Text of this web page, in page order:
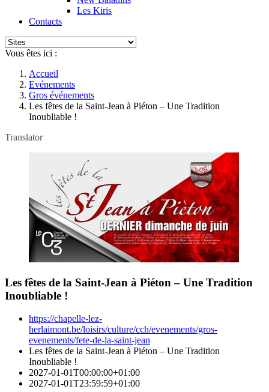
Les Kiris
Contacts
Vous êtes ici :
Accueil
Evénements
Gros événements
Les fêtes de la Saint-Jean à Piéton – Une Tradition
Inoubliable !
Translator
Les fêtes de la Saint-Jean à Piéton – Une Tradition
Inoubliable !
https://chapelle-lez-
herlaimont.be/loisirs/culture/cch/evenements/gros-
evenements/fete-de-la-saint-jean
Les fêtes de la Saint-Jean à Piéton – Une Tradition
Inoubliable !
2027-01-01T00:00:00+01:00
2027-01-01T23:59:59+01:00